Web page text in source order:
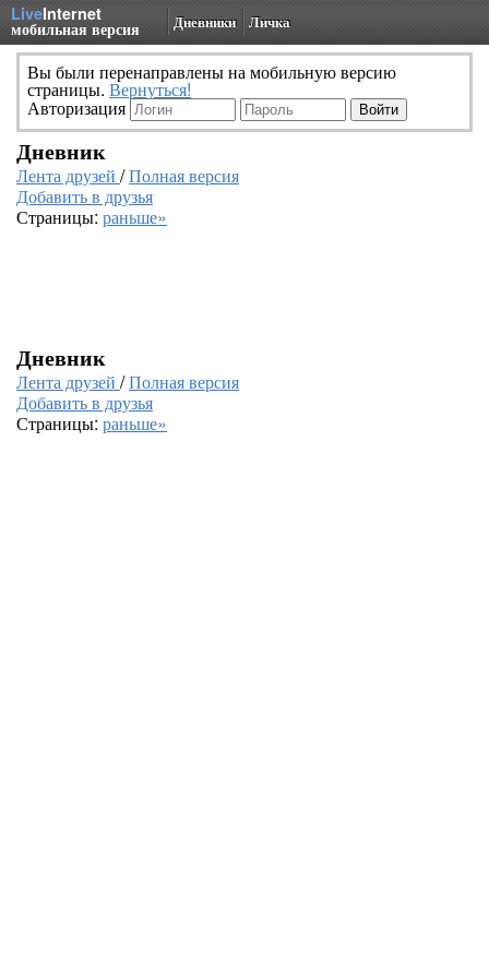
LiveInternet
мобильная версия Дневники Личка
Вы были перенаправлены на мобильную версию
страницы. Вернуться!
Авторизация
Дневник
Лента друзей /Полная версия
Добавить в друзья
Страницы: раньше»
Дневник
Лента друзей /Полная версия
Добавить в друзья
Страницы: раньше»